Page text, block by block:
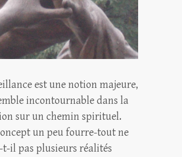
est une notion majeure,
incontournable dans la
sur un chemin spirituel.
un peu fourre-tout ne
t-il pas plusieurs réalités